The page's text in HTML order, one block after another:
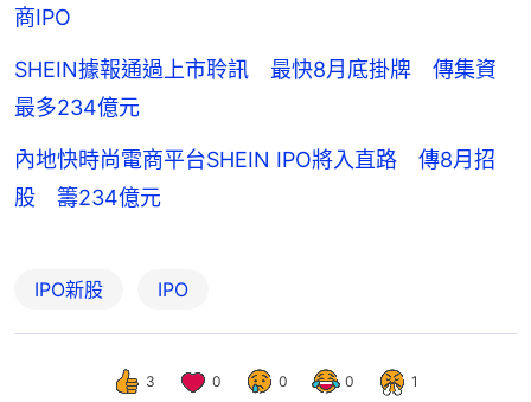
商IPO
SHEIN據報通過上市聆訊 最快8月底掛牌 傳集資
最多234億元
內地快時尚電商平台SHEIN IPO將入直路 傳8月招
股 籌234億元
IPO新股 IPO
3 0 0 0 1